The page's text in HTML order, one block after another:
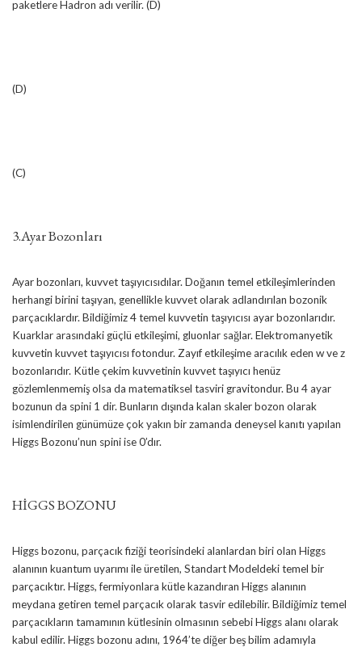
paketlere Hadron adı verilir. (D)
(D)
(C)
3.Ayar Bozonları
Ayar bozonları, kuvvet taşıyıcısıdılar. Doğanın temel etkileşimlerinden
herhangi birini taşıyan, genellikle kuvvet olarak adlandırılan bozonik
parçacıklardır. Bildiğimiz 4 temel kuvvetin taşıyıcısı ayar bozonlarıdır.
Kuarklar arasındaki güçlü etkileşimi, gluonlar sağlar. Elektromanyetik
kuvvetin kuvvet taşıyıcısı fotondur. Zayıf etkileşime aracılık eden w ve z
bozonlarıdır. Kütle çekim kuvvetinin kuvvet taşıyıcı henüz
gözlemlenmemiş olsa da matematiksel tasviri gravitondur. Bu 4 ayar
bozunun da spini 1 dir. Bunların dışında kalan skaler bozon olarak
isimlendirilen günümüze çok yakın bir zamanda deneysel kanıtı yapılan
Higgs Bozonu’nun spini ise 0’dır.
HİGGS BOZONU
Higgs bozonu, parçacık fiziği teorisindeki alanlardan biri olan Higgs
alanının kuantum uyarımı ile üretilen, Standart Modeldeki temel bir
parçacıktır. Higgs, fermiyonlara kütle kazandıran Higgs alanının
meydana getiren temel parçacık olarak tasvir edilebilir. Bildiğimiz temel
parçacıkların tamamının kütlesinin olmasının sebebi Higgs alanı olarak
kabul edilir. Higgs bozonu adını, 1964’te diğer beş bilim adamıyla